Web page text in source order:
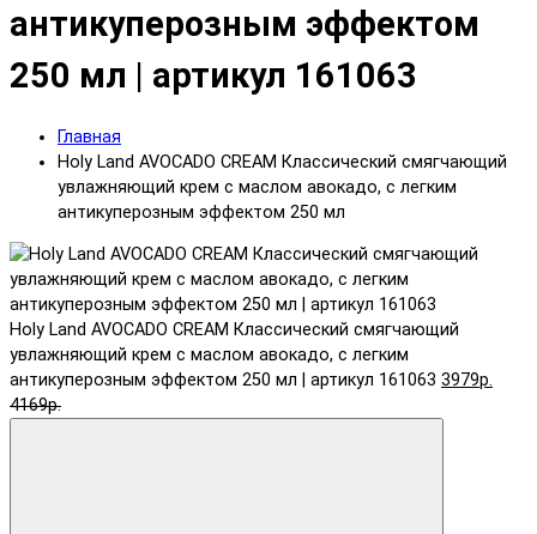
антикуперозным эффектом
250 мл | артикул 161063
Главная
Holy Land AVOCADO CREAM Классический смягчающий
увлажняющий крем с маслом авокадо, с легким
антикуперозным эффектом 250 мл
Holy Land AVOCADO CREAM Классический смягчающий
увлажняющий крем с маслом авокадо, с легким
антикуперозным эффектом 250 мл | артикул 161063 3979р.
4169р.